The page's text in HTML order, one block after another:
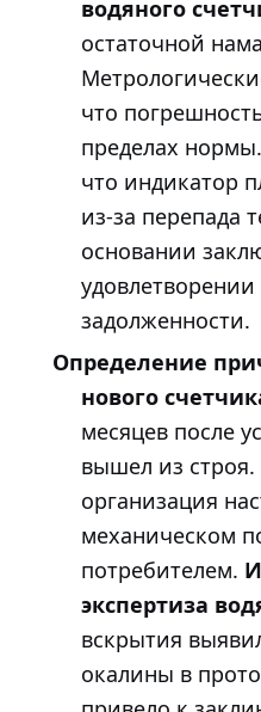
водяного
остаточной
что
пределах
что индикатор
из-за перепада
основании
задолженности.
Определение
нового
месяцев после
вышел из
организация
механическом
потребителем.
экспертиза
вскрытия
окалины в